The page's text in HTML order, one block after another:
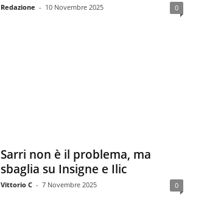
Redazione - 10 Novembre 2025 0
Sarri non è il problema, ma
sbaglia su Insigne e Ilic
Vittorio C - 7 Novembre 2025 0